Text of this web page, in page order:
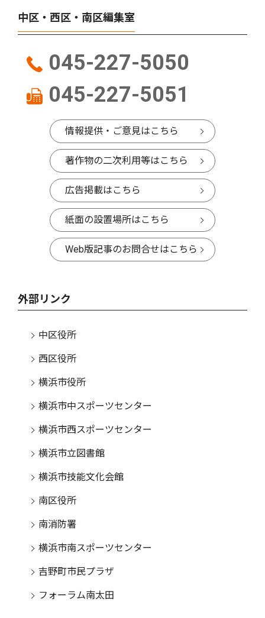
中区・西区・南区編集室
045-227-5050
045-227-5051
情報提供・ご意見はこちら
著作物の二次利用等はこちら
広告掲載はこちら
紙面の設置場所はこちら
Web版記事のお問合せはこちら
外部リンク
中区役所
西区役所
横浜市役所
横浜市中スポーツセンター
横浜市西スポーツセンター
横浜市立図書館
横浜市技能文化会館
南区役所
南消防署
横浜市南スポーツセンター
吉野町市民プラザ
フォーラム南太田